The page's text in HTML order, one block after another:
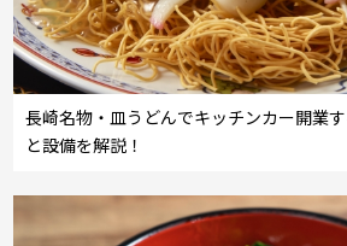
長崎名物・皿うどんでキッチンカー開業
と設備を解説！